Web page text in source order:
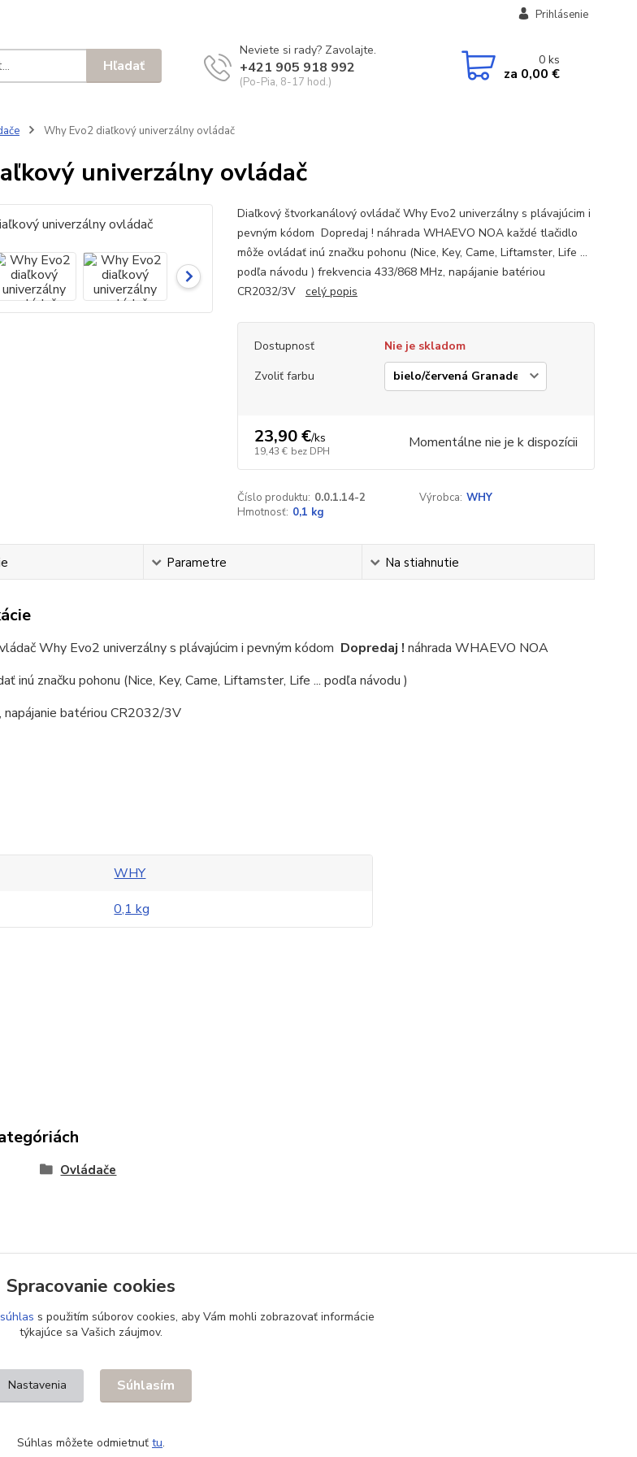
Prihlásenie
Hľadať
Neviete si rady? Zavolajte.
+421 905 918 992
(Po-Pia, 8-17 hod.)
0ks
za 0,00 €
Why Evo2 diaľkový univerzálny ovládač
univerzálny ovládač
Diaľkový štvorkanálový ovládač Why Evo2 univerzálny s plávajúcim i
pevným kódom Dopredaj ! náhrada WHAEVO NOA každé tlačidlo
môže ovládať inú značku pohonu (Nice, Key, Came, Liftamster, Life ...
podľa návodu ) frekvencia 433/868 MHz, napájanie batériou
CR2032/3V celý popis
Dostupnosť
Nie je skladom
Zvoliť farbu
23,90 €/ks
19,43 € bez DPH Momentálne nie je k dispozícii
Číslo produktu: 0.0.1.14-2 Výrobca: WHY
Hmotnosť: 0,1 kg
Parametre Na stiahnutie
Why Evo2 univerzálny s plávajúcim i pevným kódom Dopredaj ! náhrada WHAEVO NOA
inú značku pohonu (Nice, Key, Came, Liftamster, Life ... podľa návodu )
batériou CR2032/3V
WHY
0,1 kg
Ovládače
Spracovanie cookies
súhlas s použitím súborov cookies, aby Vám mohli zobrazovať informácie
týkajúce sa Vašich záujmov.
Nastavenia Súhlasím
Súhlas môžete odmietnuť tu.